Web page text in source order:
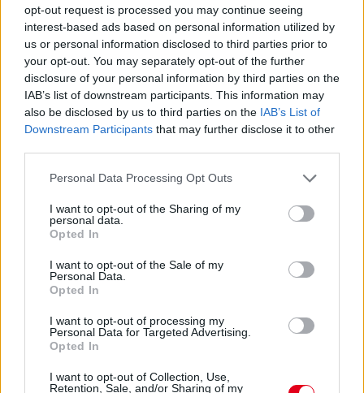
opt-out request is processed you may continue seeing
interest-based ads based on personal information utilized by
us or personal information disclosed to third parties prior to
your opt-out. You may separately opt-out of the further
disclosure of your personal information by third parties on the
IAB’s list of downstream participants. This information may
also be disclosed by us to third parties on the IAB’s List of
Downstream Participants that may further disclose it to other
Please note that this website/app uses one or more Google
not limited to your visit or usage behaviour. You may click to
grant or deny consent to Google and its third-party tags to
use your data for below specified purposes in below Google
consent section.
Personal Data Processing Opt Outs
I want to opt-out of the Sharing of my
personal data.
Opted In
I want to opt-out of the Sale of my
Personal Data.
Opted In
I want to opt-out of processing my
Personal Data for Targeted Advertising.
Opted In
I want to opt-out of Collection, Use,
Retention, Sale, and/or Sharing of my
Óriási bevétel-visszaesést könyvelhetett el az F1 a
második negyedévben
Kerékpáros világbajnokságra kvalifikálta magát Bottas az
F1-es nyári szünetben